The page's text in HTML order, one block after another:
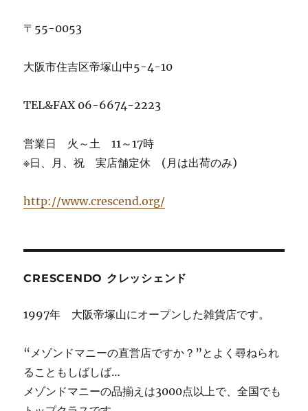
〒55-0053
大阪市住吉区帝塚山中5-4-10
TEL&FAX 06-6674-2223
営業日 火～土 11～17時
※日、月、祝 実店舗定休 (月は出荷のみ)
http://www.crescend.org/
CRESCENDO クレッシェンド
1997年 大阪帝塚山にオープンした雑貨店です。
“メゾンドマニーの直営店ですか？”とよく尋ねられ
ることもしばしば…
メゾンドマニーの品揃えは3000点以上で、全国でも